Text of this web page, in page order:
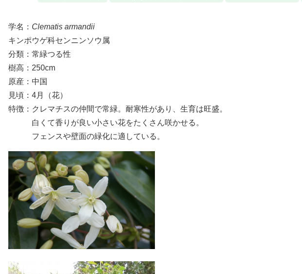
学名： Clematis armandii
キンポウゲ科センニンソウ属
分類：常緑つる性
樹高：250cm
原産：中国
見頃：4月（花）
特徴：クレマチスの仲間で常緑。耐寒性があり、生育は旺盛。
白くて香りが良い小さい花をたくさん咲かせる。
​ フェンスや壁面の緑化に適している。